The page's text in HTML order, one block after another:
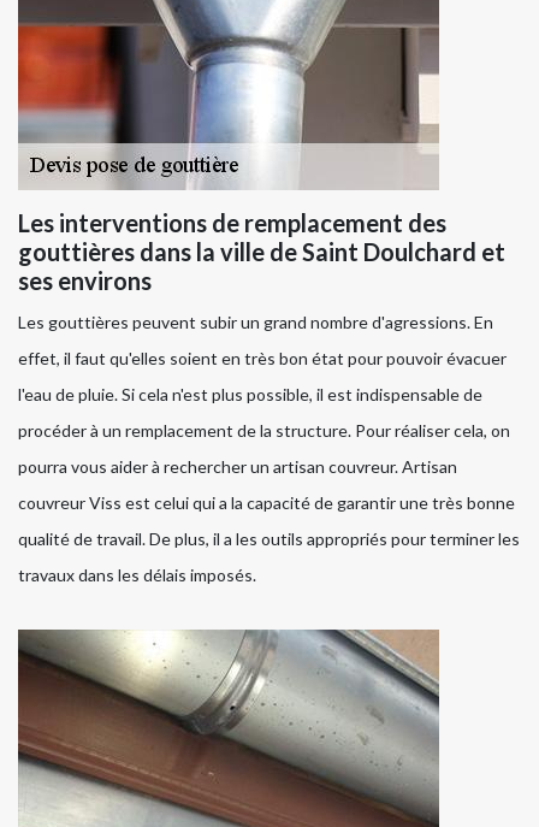
Les interventions de remplacement des
gouttières dans la ville de Saint Doulchard et
ses environs
Les gouttières peuvent subir un grand nombre d'agressions. En
effet, il faut qu'elles soient en très bon état pour pouvoir évacuer
l'eau de pluie. Si cela n'est plus possible, il est indispensable de
procéder à un remplacement de la structure. Pour réaliser cela, on
pourra vous aider à rechercher un artisan couvreur. Artisan
couvreur Viss est celui qui a la capacité de garantir une très bonne
qualité de travail. De plus, il a les outils appropriés pour terminer les
travaux dans les délais imposés.